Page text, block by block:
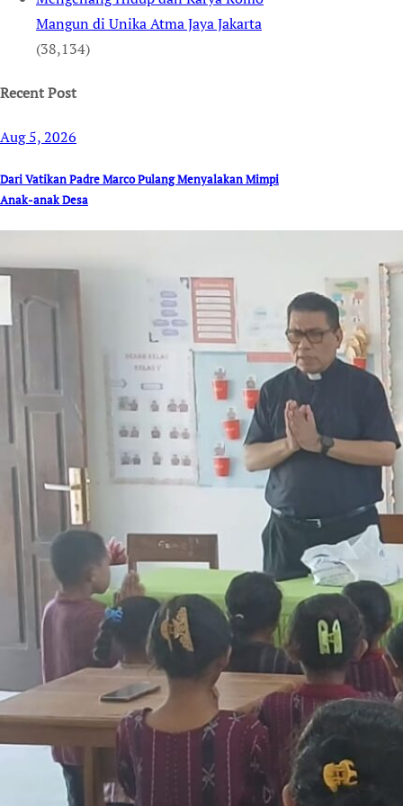
Mangun di Unika Atma Jaya Jakarta
(38,134)
Recent Post
Aug 5, 2026
Dari Vatikan Padre Marco Pulang Menyalakan Mimpi
Anak-anak Desa